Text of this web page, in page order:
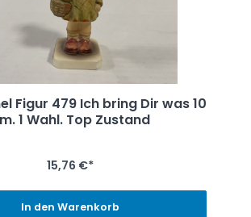
Figur 479 Ich bring Dir was 10
1 Wahl. Top Zustand
15,76 €*
In den Warenkorb